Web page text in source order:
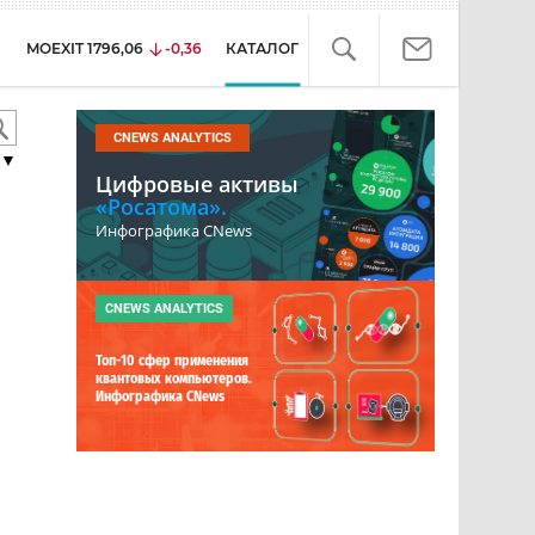
MOEXIT 1796,06 -0,36 КАТАЛОГ
CNEWS ANALYTICS
Цифровые активы
«Росатома».
Инфографика CNews
CNEWS ANALYTICS
Топ-10 сфер применения
квантовых компьютеров.
Инфографика CNews